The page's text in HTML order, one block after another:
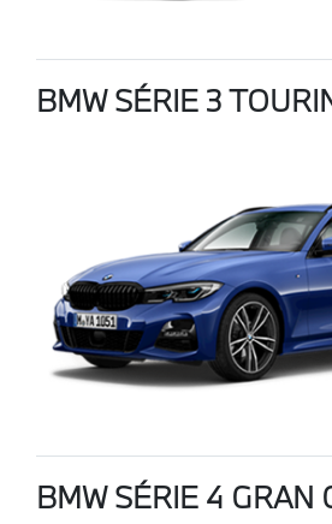
BMW SÉRIE 3
BMW SÉRIE 4 GRAN